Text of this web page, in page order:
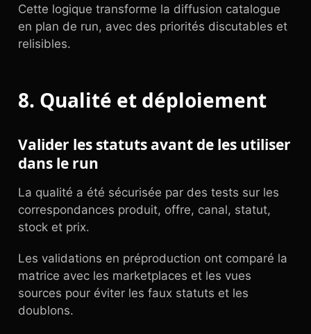
Cette logique transforme la diffusion catalogue
en plan de run, avec des priorités discutables et
relisibles.
8. Qualité et déploiement
Valider les statuts avant de les utiliser
dans le run
La qualité a été sécurisée par des tests sur les
correspondances produit, offre, canal, statut,
stock et prix.
Les validations en préproduction ont comparé la
matrice avec les marketplaces et les vues
sources pour éviter les faux statuts et les
doublons.